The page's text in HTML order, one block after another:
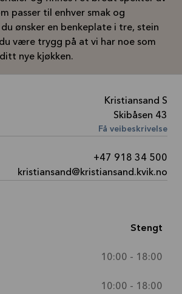
passer til enhver smak og
ønsker en benkeplate i tre, stein
være trygg på at vi har noe som
nye kjøkken.
Kristiansand S
Skibåsen 43
Få veibeskrivelse
+47 918 34 500
kristiansand@kristiansand.kvik.no
Stengt
10:00 - 18:00
10:00 - 18:00